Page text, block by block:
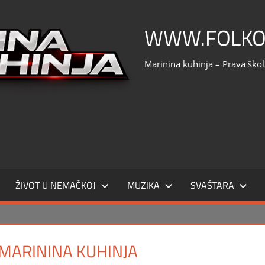
Marinina kuhinja – Prava
ŽIVOT U NEMAČKOJ MUZIKA SVAŠTARA
KUHINJA